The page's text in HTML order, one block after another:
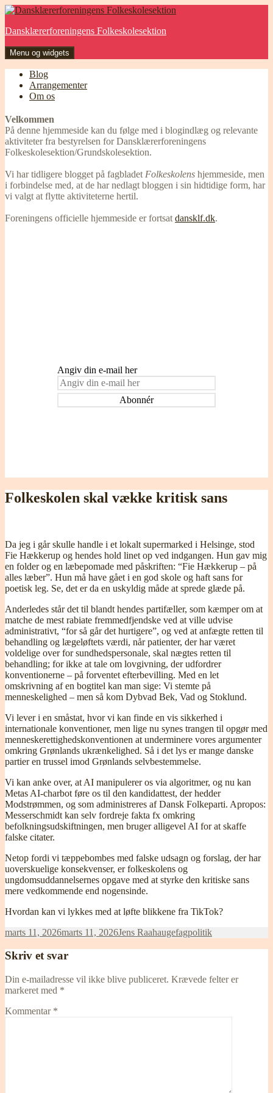
Hop
indhold
Dansklærerforeningens Folkeskolesektion
Menu og widgets
Blog
Arrangementer
Om os
Velkommen
På denne hjemmeside kan du følge med i blogindlæg og relevante
aktiviteter fra bestyrelsen for Dansklærerforeningens
Folkeskolesektion/Grundskolesektion.
Vi har tidligere blogget på fagbladet Folkeskolens hjemmeside, men
i forbindelse med, at de har nedlagt bloggen i sin hidtidige form, har
vi valgt at flytte aktiviteterne hertil.
Foreningens officielle hjemmeside er fortsat dansklf.dk.
Angiv din e-mail her
Folkeskolen skal vække kritisk sans
Da jeg i går skulle handle i et lokalt supermarked i Helsinge, stod
Fie Hækkerup og hendes hold linet op ved indgangen. Hun gav mig
en folder og en læbepomade med påskriften: “Fie Hækkerup – på
alles læber”. Hun må have gået i en god skole og haft sans for
poetisk leg. Se, det er da en uskyldig måde at sprede glæde på.
Anderledes står det til blandt hendes partifæller, som kæmper om at
matche de mest rabiate fremmedfjendske ved at ville udvise
administrativt, “for så går det hurtigere”, og ved at anfægte retten til
behandling og lægeløftets værdi, når patienter, der har været
voldelige over for sundhedspersonale, skal nægtes retten til
behandling; for ikke at tale om lovgivning, der udfordrer
konventionerne – på forventet efterbevilling. Med en let
omskrivning af en bogtitel kan man sige: Vi stemte på
menneskelighed – men så kom Dybvad Bek, Vad og Stoklund.
Vi lever i en småstat, hvor vi kan finde en vis sikkerhed i
internationale konventioner, men lige nu synes trangen til opgør med
menneskerettighedskonventionen at underminere vores argumenter
omkring Grønlands ukrænkelighed. Så i det lys er mange danske
partier en trussel imod Grønlands selvbestemmelse.
Vi kan anke over, at AI manipulerer os via algoritmer, og nu kan
Metas AI-charbot føre os til den kandidattest, der hedder
Modstrømmen, og som administreres af Dansk Folkeparti. Apropos:
Messerschmidt kan selv fordreje fakta fx omkring
befolkningsudskiftningen, men bruger alligevel AI for at skaffe
falske citater.
Netop fordi vi tæppebombes med falske udsagn og forslag, der har
uoverskuelige konsekvenser, er folkeskolens og
ungdomsuddannelsernes opgave med at styrke den kritiske sans
mere vedkommende end nogensinde.
Hvordan kan vi lykkes med at løfte blikkene fra TikTok?
Udgivet
marts 11, 2026marts 11, 2026Forfatter
Jens RaahaugeKategorier
fagpolitik
Skriv et svar
Din e-mailadresse vil ikke blive publiceret. Krævede felter er
markeret med *
Kommentar *